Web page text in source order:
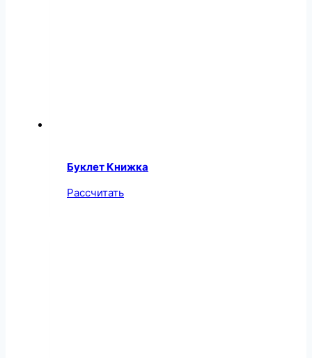
Буклет Книжка
Рассчитать